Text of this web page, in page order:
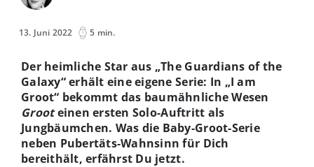
13. Juni 2022 5 min.
Der heimliche Star aus „The Guardians of the
Galaxy“ erhält eine eigene Serie: In „I am
Groot“ bekommt das baumähnliche Wesen
Grooteinen ersten Solo-Auftritt als
Jungbäumchen. Was die Baby-Groot-Serie
neben Pubertäts-Wahnsinn für Dich
bereithält, erfährst Du jetzt.